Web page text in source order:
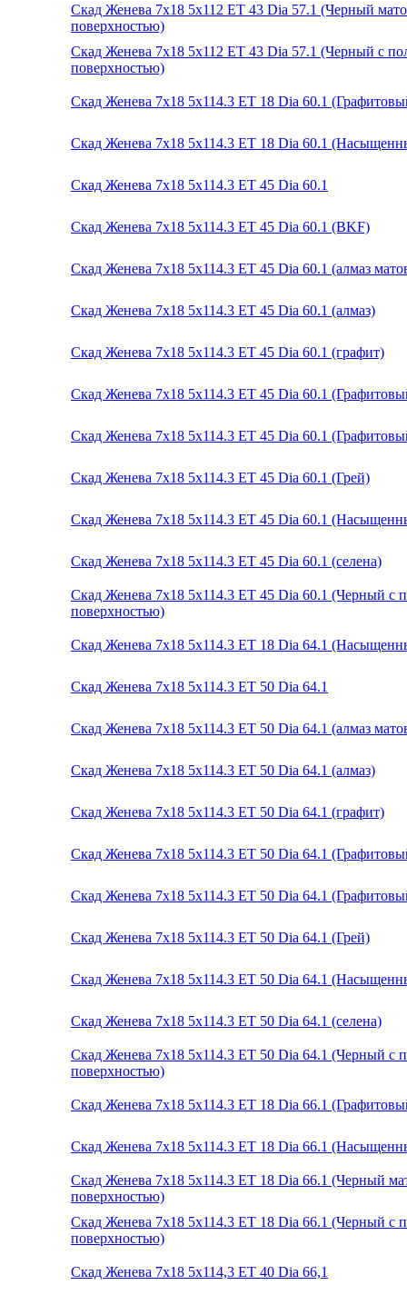
Скад Женева 7x18 5x112 ET 43 Dia 57.1 (Черный
поверхностью)
Скад Женева 7x18 5x112 ET 43 Dia 57.1 (Черный с
поверхностью)
Скад Женева 7x18 5x114.3 ET 18 Dia 60.1
Скад Женева 7x18 5x114.3 ET 18 Dia 60.1
Скад Женева 7x18 5x114.3 ET 45 Dia 60.1
Скад Женева 7x18 5x114.3 ET 45 Dia 60.1 (BKF)
Скад Женева 7x18 5x114.3 ET 45 Dia 60.1 (алмаз
Скад Женева 7x18 5x114.3 ET 45 Dia 60.1 (алмаз)
Скад Женева 7x18 5x114.3 ET 45 Dia 60.1 (графит)
Скад Женева 7x18 5x114.3 ET 45 Dia 60.1
Скад Женева 7x18 5x114.3 ET 45 Dia 60.1
Скад Женева 7x18 5x114.3 ET 45 Dia 60.1 (Грей)
Скад Женева 7x18 5x114.3 ET 45 Dia 60.1
Скад Женева 7x18 5x114.3 ET 45 Dia 60.1 (селена)
Скад Женева 7x18 5x114.3 ET 45 Dia 60.1 (Черный с
поверхностью)
Скад Женева 7x18 5x114.3 ET 18 Dia 64.1
Скад Женева 7x18 5x114.3 ET 50 Dia 64.1
Скад Женева 7x18 5x114.3 ET 50 Dia 64.1 (алмаз
Скад Женева 7x18 5x114.3 ET 50 Dia 64.1 (алмаз)
Скад Женева 7x18 5x114.3 ET 50 Dia 64.1 (графит)
Скад Женева 7x18 5x114.3 ET 50 Dia 64.1
Скад Женева 7x18 5x114.3 ET 50 Dia 64.1
Скад Женева 7x18 5x114.3 ET 50 Dia 64.1 (Грей)
Скад Женева 7x18 5x114.3 ET 50 Dia 64.1
Скад Женева 7x18 5x114.3 ET 50 Dia 64.1 (селена)
Скад Женева 7x18 5x114.3 ET 50 Dia 64.1 (Черный с
поверхностью)
Скад Женева 7x18 5x114.3 ET 18 Dia 66.1
Скад Женева 7x18 5x114.3 ET 18 Dia 66.1
Скад Женева 7x18 5x114.3 ET 18 Dia 66.1 (Черный
поверхностью)
Скад Женева 7x18 5x114.3 ET 18 Dia 66.1 (Черный с
поверхностью)
Скад Женева 7x18 5x114,3 ET 40 Dia 66,1